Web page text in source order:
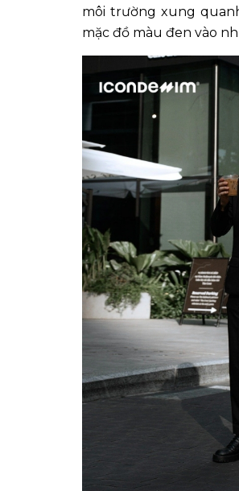
môi trường xung
mặc đồ màu đen vào